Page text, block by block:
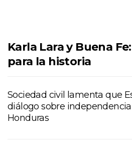
Karla Lara y Buena
para la historia
Sociedad civil lamenta que
diálogo sobre
Honduras